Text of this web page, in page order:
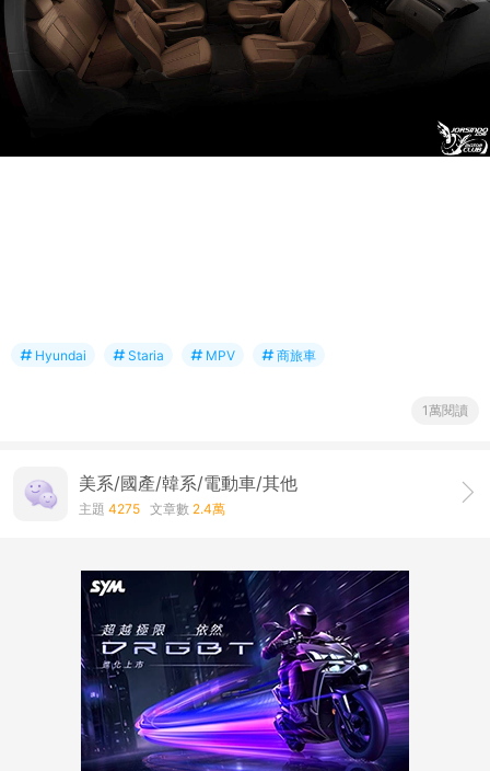
Hyundai Staria MPV 商旅車
1萬閱讀
美系/國產/韓系/電動車/其他
主題 4275 文章數 2.4萬